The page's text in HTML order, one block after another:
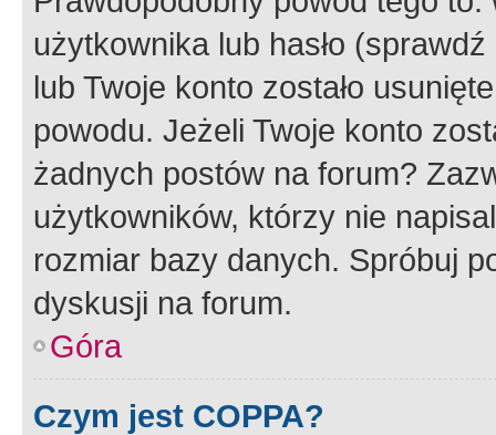
użytkownika lub hasło
lub Twoje konto zostało
powodu. Jeżeli Twoje konto
żadnych postów na forum?
użytkowników, którzy nie
rozmiar bazy danych. Spróbuj
dyskusji na forum.
Góra
Czym jest COPPA?